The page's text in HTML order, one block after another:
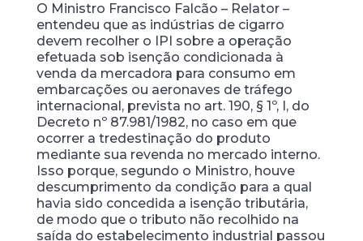
O Ministro Francisco Falcão – Relator –
entendeu que as indústrias de cigarro
devem recolher o IPI sobre a operação
efetuada sob isenção condicionada à
venda da mercadora para consumo em
embarcações ou aeronaves de tráfego
internacional, prevista no art. 190, § 1º, I, do
Decreto nº 87.981/1982, no caso em que
ocorrer a tredestinação do produto
mediante sua revenda no mercado interno.
Isso porque, segundo o Ministro, houve
descumprimento da condição para a qual
havia sido concedida a isenção tributária,
de modo que o tributo não recolhido na
saída do estabelecimento industrial passou